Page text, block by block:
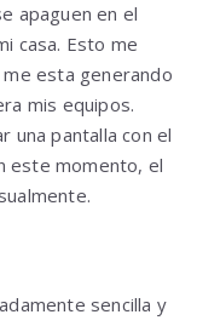
apaguen en el
casa. Esto me
esta generando
mis equipos.
una pantalla con el
este momento, el
sencilla y